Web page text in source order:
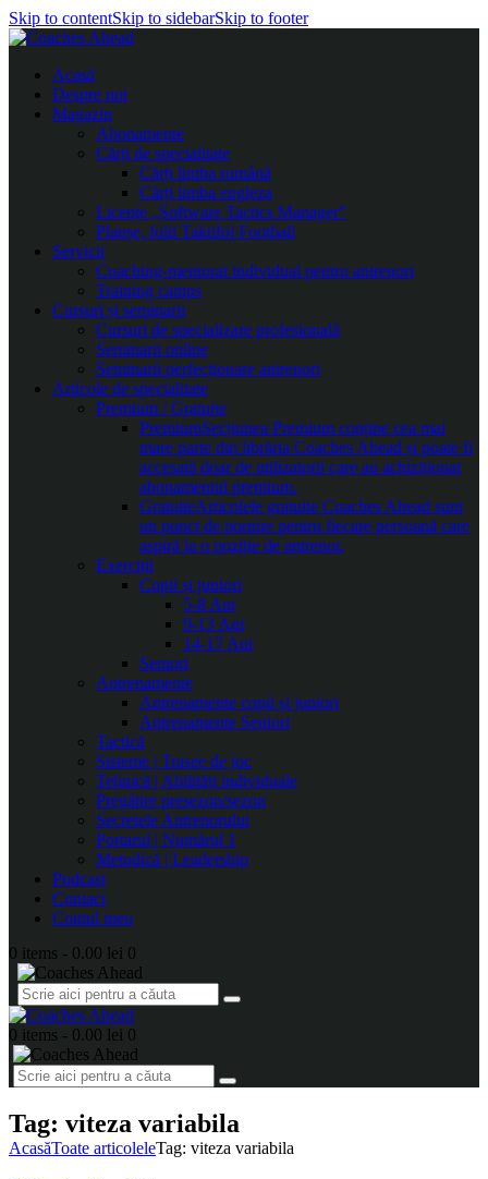
Skip to contentSkip to sidebarSkip to footer
Acasă
Despre noi
Magazin
Abonamente
Cărți de specialitate
Cărți limba română
Cărți limba engleza
Licențe „Software Tactics Manager”
Planșe, folii Taktifol Football
Servicii
Coaching-mentorat individual pentru antrenori
Training camps
Cursuri și seminarii
Cursuri de specializare profesională
Seminarii online
Seminarii perfecționare antrenori
Articole de specialitate
Premium / Gratuite
PremiumSecțiunea Premium conține cea mai
mare parte din librăria Coaches Ahead și poate fi
accesată doar de utilizatorii care au achiziționat
abonamentul premium.
GratuiteArticolele gratuite Coaches Ahead sunt
un punct de pornire pentru fiecare persoană care
aspiră la o poziție de antrenor.
Exerciții
Copii și juniori
5-8 Ani
9-13 Ani
14-17 Ani
Seniori
Antrenamente
Antrenamente copii și juniori
Antrenamente Seniori
Tactică
Sisteme | Trasee de joc
Tehnică | Abilități individuale
Pregătire presezon/sezon
Secretele Antrenorului
Portarul | Numărul 1
Metodică | Leadership
Podcast
Contact
Contul meu
0 items - 0.00 lei 0
0 items - 0.00 lei 0
Tag: viteza variabila
AcasăToate articoleleTag: viteza variabila